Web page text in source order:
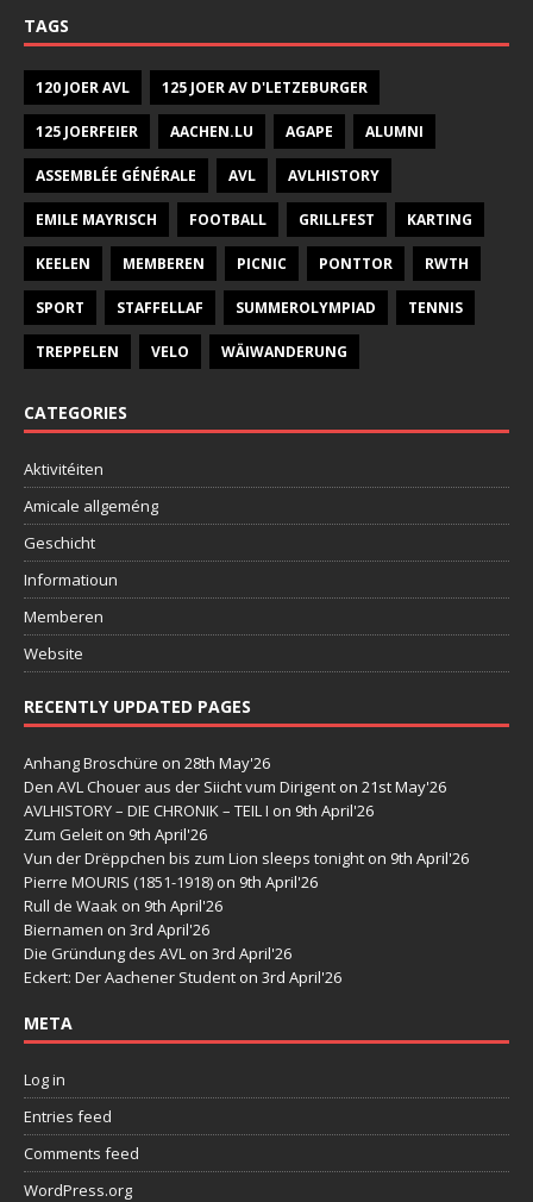
TAGS
120 JOER AVL 125 JOER AV D'LETZEBURGER
125 JOERFEIER AACHEN.LU AGAPE ALUMNI
ASSEMBLÉE GÉNÉRALE AVL AVLHISTORY
EMILE MAYRISCH FOOTBALL GRILLFEST KARTING
KEELEN MEMBEREN PICNIC PONTTOR RWTH
SPORT STAFFELLAF SUMMEROLYMPIAD TENNIS
TREPPELEN VELO WÄIWANDERUNG
CATEGORIES
Aktivitéiten
Amicale allgeméng
Geschicht
Informatioun
Memberen
Website
RECENTLY UPDATED PAGES
Anhang Broschüre on 28th May'26
Den AVL Chouer aus der Siicht vum Dirigent on 21st May'26
AVLHISTORY – DIE CHRONIK – TEIL I on 9th April'26
Zum Geleit on 9th April'26
Vun der Drëppchen bis zum Lion sleeps tonight on 9th April'26
Pierre MOURIS (1851-1918) on 9th April'26
Rull de Waak on 9th April'26
Biernamen on 3rd April'26
Die Gründung des AVL on 3rd April'26
Eckert: Der Aachener Student on 3rd April'26
META
Log in
Entries feed
Comments feed
WordPress.org